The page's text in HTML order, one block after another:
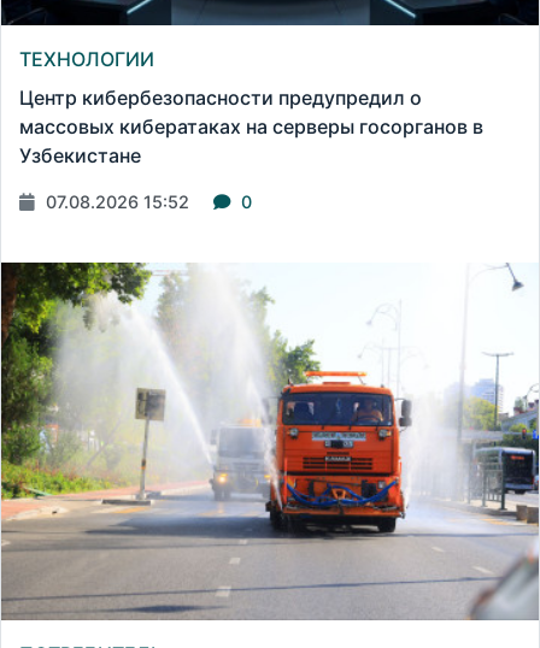
ТЕХНОЛОГИИ
Центр кибербезопасности предупредил о
массовых кибератаках на серверы госорганов в
Узбекистане
07.08.2026 15:52 0